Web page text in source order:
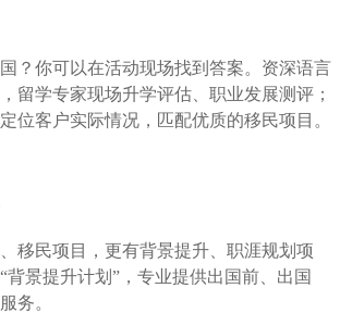
？你可以在活动现场找到答案。资深语言
留学专家现场升学评估、职业发展测评；
位客户实际情况，匹配优质的移民项目。
移民项目，更有背景提升、职涯规划项
背景提升计划”，专业提供出国前、出国
务。